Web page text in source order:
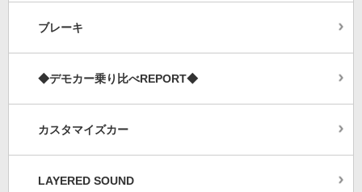
ブレーキ
◆デモカー乗り比べREPORT◆
カスタマイズカー
LAYERED SOUND